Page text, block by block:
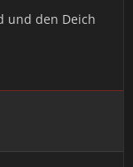
und den Deich